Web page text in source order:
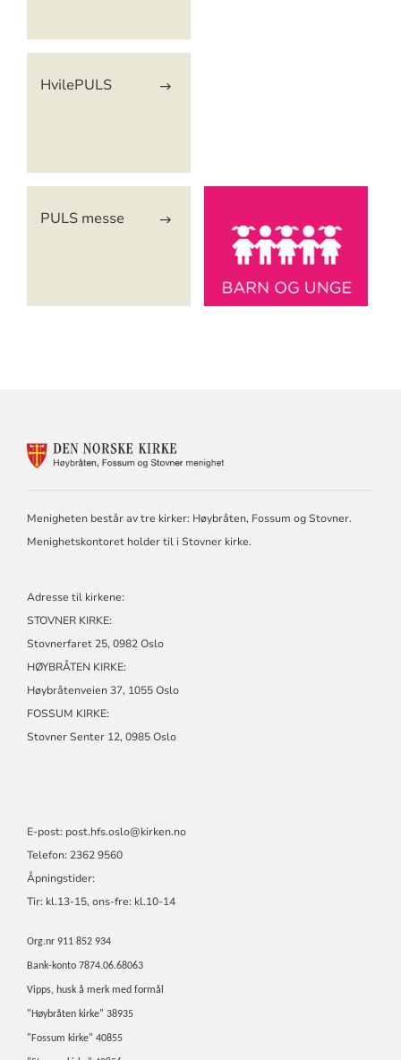
HvilePULS
PULS messe
FOR
OG
STOVNER
Menigheten består av tre kirker: Høybråten, Fossum og Stovner.
Menighetskontoret holder til i Stovner kirke.
Adresse til kirkene:
STOVNER KIRKE:
Stovnerfaret 25, 0982 Oslo
HØYBRÅTEN KIRKE:
Høybråtenveien 37, 1055 Oslo
FOSSUM KIRKE:
Stovner Senter 12, 0985 Oslo
E-post: post.hfs.oslo@kirken.no
Telefon: 2362 9560
Åpningstider:
Tir: kl.13-15, ons-fre: kl.10-14
Org.nr 911 852 934
Bank-konto 7874.06.68063
Vipps, husk å merk med formål
"Høybråten kirke" 38935
"Fossum kirke" 40855